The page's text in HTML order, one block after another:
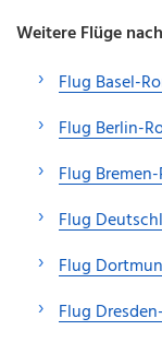
Weitere Flüge
Flug Basel-
Flug Berlin-
Flug
Flug
Flug
Flug